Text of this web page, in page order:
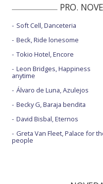
PRO.
Soft Cell, Danceteria
Beck, Ride lonesome
Tokio Hotel, Encore
Leon Bridges, Happiness
anytime
Álvaro de Luna, Azulejos
Becky G, Baraja bendita
David Bisbal, Eternos
Greta Van Fleet, Palace for
people